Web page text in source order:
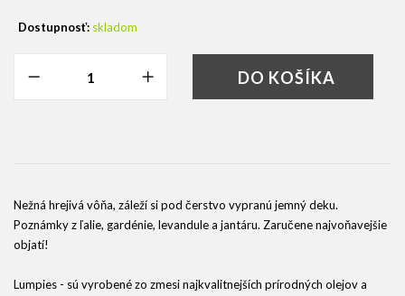
Dostupnosť: skladom
DO KOŠÍKA
Nežná hrejivá vôňa, záleží si pod čerstvo vypranú jemný deku.
Poznámky z ľalie, gardénie, levandule a jantáru. Zaručene najvoňavejšie
objatí!
Lumpies - sú vyrobené zo zmesi najkvalitnejších prírodných olejov a